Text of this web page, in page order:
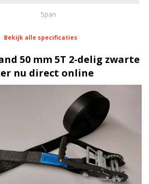
Span
1 meter
350 daN
Spitshaak
Standaard ratel zwart | 5 Ton
Bekijk alle specificaties
50 mm 5T 2-delig zwarte
nu direct online